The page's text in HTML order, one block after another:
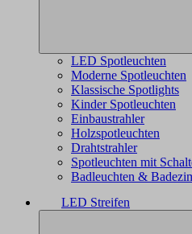
LED Spotleuchten
Moderne Spotleuchten
Klassische Spotlights
Kinder Spotleuchten
Einbaustrahler
Holzspotleuchten
Drahtstrahler
Spotleuchten mit
Badleuchten &
LED Streifen